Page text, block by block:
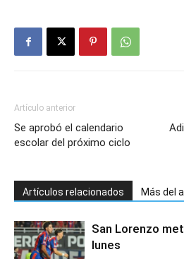
Artículo anterior
Se aprobó el calendario
escolar del próximo ciclo
Artículos relacionados Más del
San Lorenzo
lunes